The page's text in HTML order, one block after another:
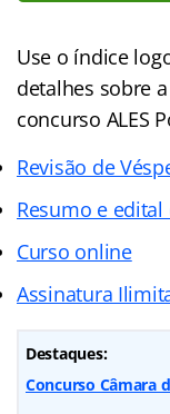
Use o índice
detalhes sobre
concurso ALES
Revisão de
Resumo e edital
Curso online
Assinatura
Destaques:
Concurso Câmara